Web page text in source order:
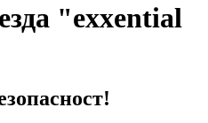
"exxential